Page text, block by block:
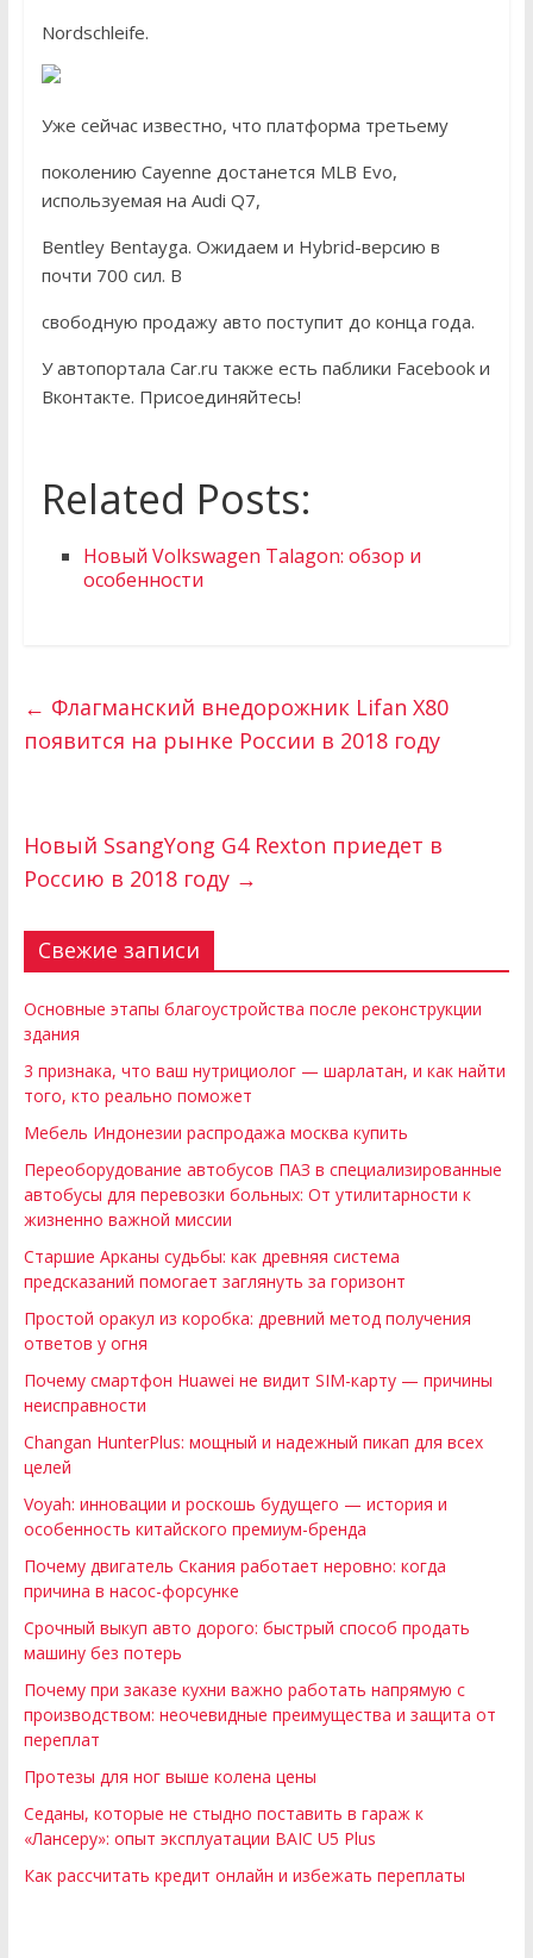
Nordschleife.
Уже сейчас известно, что платформа третьему
поколению Cayenne достанется MLB Evo,
используемая на Audi Q7,
Bentley Bentayga. Ожидаем и Hybrid-версию в
почти 700 сил. В
свободную продажу авто поступит до конца года.
У автопортала Car.ru также есть паблики Facebook и
Вконтакте. Присоединяйтесь!
Related Posts:
Новый Volkswagen Talagon: обзор и
особенности
← Флагманский внедорожник Lifan X80
появится на рынке России в 2018 году
Новый SsangYong G4 Rexton приедет в
Россию в 2018 году →
Свежие записи
Основные этапы благоустройства после реконструкции
здания
3 признака, что ваш нутрициолог — шарлатан, и как найти
того, кто реально поможет
Мебель Индонезии распродажа москва купить
Переоборудование автобусов ПАЗ в специализированные
автобусы для перевозки больных: От утилитарности к
жизненно важной миссии
Старшие Арканы судьбы: как древняя система
предсказаний помогает заглянуть за горизонт
Простой оракул из коробка: древний метод получения
ответов у огня
Почему смартфон Huawei не видит SIM-карту — причины
неисправности
Changan HunterPlus: мощный и надежный пикап для всех
целей
Voyah: инновации и роскошь будущего — история и
особенность китайского премиум-бренда
Почему двигатель Скания работает неровно: когда
причина в насос-форсунке
Срочный выкуп авто дорого: быстрый способ продать
машину без потерь
Почему при заказе кухни важно работать напрямую с
производством: неочевидные преимущества и защита от
переплат
Протезы для ног выше колена цены
Седаны, которые не стыдно поставить в гараж к
«Лансеру»: опыт эксплуатации BAIC U5 Plus
Как рассчитать кредит онлайн и избежать переплаты